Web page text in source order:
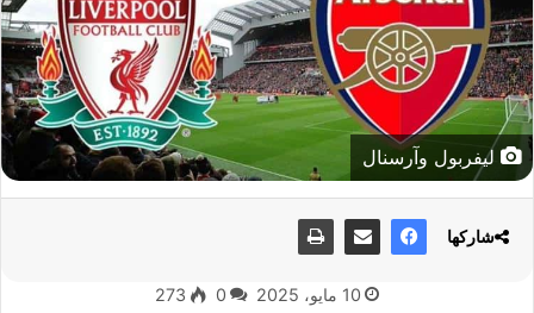
ليفربول وآرسنال
10 مايو، 2025 0
273
شاركها